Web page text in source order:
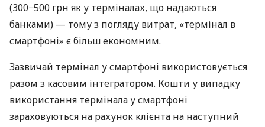
(300−500 грн як у терміналах, що надаються
банками) — тому з погляду витрат, «термінал в
смартфоні» є більш економним.
Зазвичай термінал у смартфоні використовується
разом з касовим інтегратором. Кошти у випадку
використання термінала у смартфоні
зараховуються на рахунок клієнта на наступний